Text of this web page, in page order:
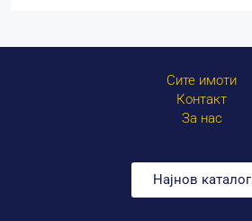
Сите имоти
Контакт
За нас
Најнов каталог